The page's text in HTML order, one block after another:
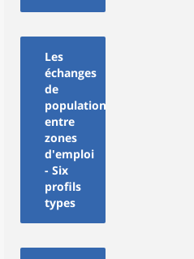
Les
échanges
de
population
entre
zones
d'emploi
- Six
profils
types